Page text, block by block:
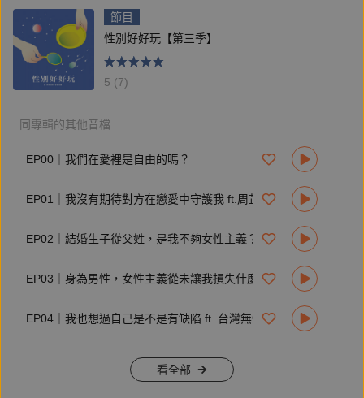
圖片：黃星樺提供
想聽愛聽就在鏡好聽，訂閱《鏡好聽》並下載 APP 收聽，只
給你最好的聲音。
| 立即訂閱：https://www.mirrorvoice.com.tw/mirrorvoice-plus
| 免費下載 APP：
| Instagram：https://instagram.com/mirror_voice
| 合作、節目建議歡迎來信：voiceservice@mirrormedia.mg
節目
性別好好玩【第三季】
5 (7)
同專輯的其他音檔
EP00｜我們在愛裡是自由的嗎？
EP01｜我沒有期待對方在戀愛中守護我 ft.周芷萱
EP02｜結婚生子從父姓，是我不夠女性主義？ft.余貞誼
EP03｜身為男性，女性主義從未讓我損失什麼 ft.黃星樺
EP04｜我也想過自己是不是有缺陷 ft. 台灣無性戀小組 小魚
看全部